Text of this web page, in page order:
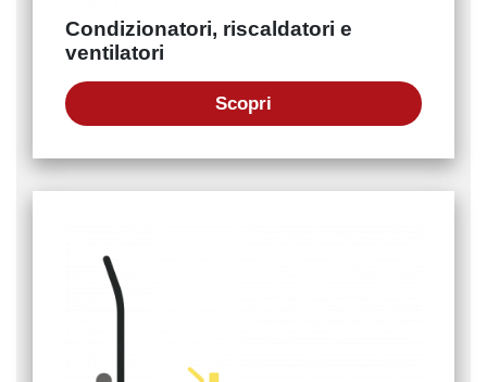
Condizionatori, riscaldatori e
ventilatori
Scopri